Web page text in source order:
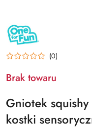
NAZWA
PRODUCENTA:
ONE
FOR
FUN (0)
Brak towaru
Gniotek
kostki